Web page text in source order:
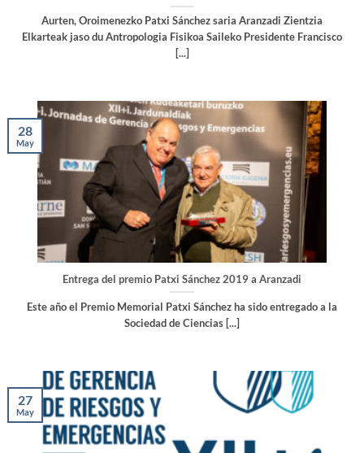
Aurten, Oroimenezko Patxi Sánchez saria Aranzadi Zientzia
Elkarteak jaso du Antropologia Fisikoa Saileko Presidente Francisco
[...]
Entrega del premio Patxi Sánchez 2019 a Aranzadi
Este año el Premio Memorial Patxi Sánchez ha sido entregado a la
Sociedad de Ciencias [...]
28
May
27
May